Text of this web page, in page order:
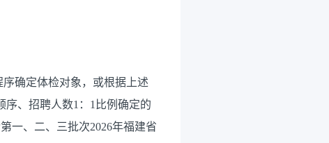
确定体检对象，或根据上述
、招聘人数1：1比例确定的
一、二、三批次2026年福建省